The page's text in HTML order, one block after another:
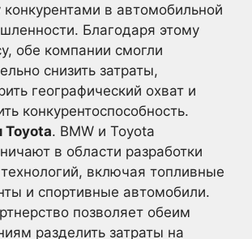
в автомобильной
Благодаря этому
обе компании смогли
снизить затраты,
географический охват и
конкурентоспособность.
Toyota. BMW и Toyota
в области разработки
включая топливные
и спортивные автомобили.
позволяет обеим
разделить затраты на